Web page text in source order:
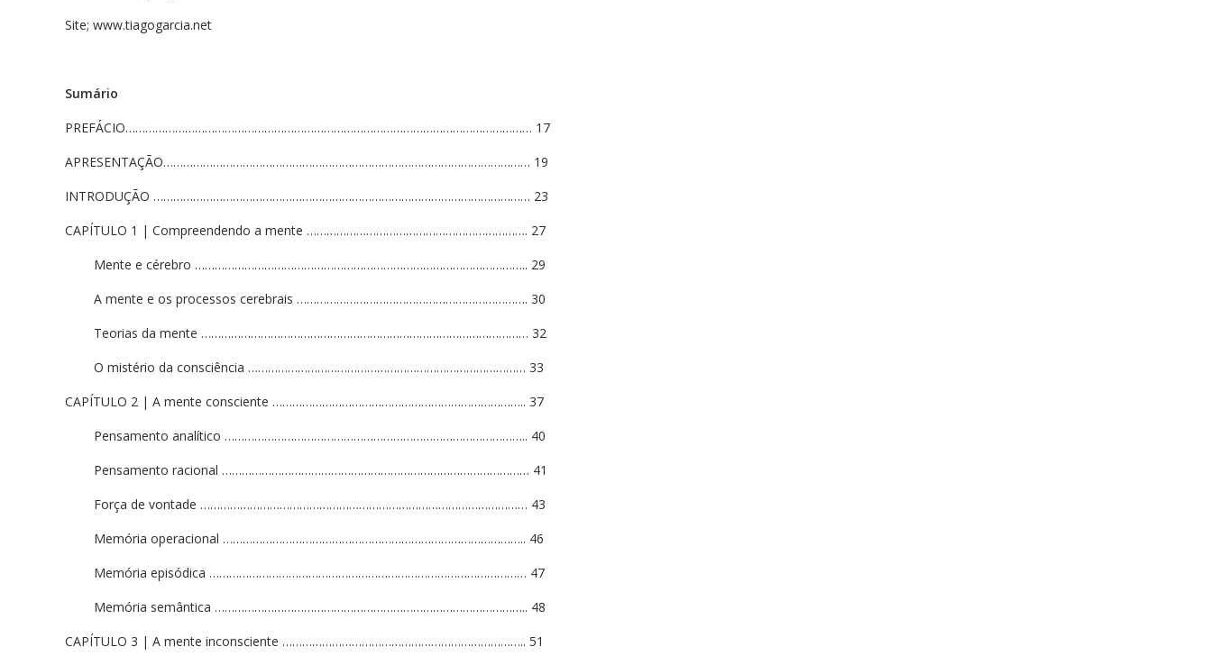
Site; www.tiagogarcia.net
Sumário
PREFÁCIO…………………………………………………………………………………………………………… 17
APRESENTAÇÃO………………………………………………………………………………………………… 19
INTRODUÇÃO …………………………………………………………………………………………………… 23
CAPÍTULO 1 | Compreendendo a mente …………………………………………………………. 27
Mente e cérebro ……………………………………………………………………………………….. 29
A mente e os processos cerebrais ……………………………………………………………. 30
Teorias da mente ……………………………………………………………………………………… 32
O mistério da consciência ………………………………………………………………………… 33
CAPÍTULO 2 | A mente consciente ………………………………………………………………….. 37
Pensamento analítico ……………………………………………………………………………….. 40
Pensamento racional ………………………………………………………………………………… 41
Força de vontade ……………………………………………………………………………………… 43
Memória operacional ……………………………………………………………………………….. 46
Memória episódica …………………………………………………………………………………… 47
Memória semântica ………………………………………………………………………………….. 48
CAPÍTULO 3 | A mente inconsciente ……………………………………………………………….. 51